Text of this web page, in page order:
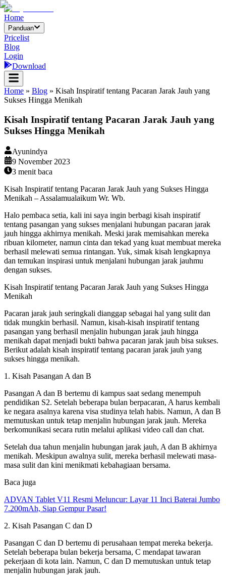
Home
Panduan
Pricelist
Blog
Login
Download
Home » Blog » Kisah Inspiratif tentang Pacaran Jarak Jauh yang
Sukses Hingga Menikah
Kisah Inspiratif tentang Pacaran Jarak Jauh yang
Sukses Hingga Menikah
Ayunindya
9 November 2023
3 menit baca
Kisah Inspiratif tentang Pacaran Jarak Jauh yang Sukses Hingga
Menikah – Assalamualaikum Wr. Wb.
Halo pembaca setia, kali ini saya ingin berbagi kisah inspiratif
tentang pasangan yang sukses menjalani hubungan pacaran jarak
jauh hingga akhirnya menikah. Meski jarak memisahkan mereka
ribuan kilometer, namun cinta dan tekad yang kuat membuat mereka
berhasil melewati semua rintangan. Yuk, simak kisah lengkapnya
dan temukan inspirasi untuk menjalani hubungan jarak jauhmu
dengan sukses.
Kisah Inspiratif tentang Pacaran Jarak Jauh yang Sukses Hingga
Menikah
Pacaran jarak jauh seringkali dianggap sebagai hal yang sulit dan
tidak mungkin berhasil. Namun, kisah-kisah inspiratif tentang
pasangan yang berhasil menjalin hubungan jarak jauh hingga
menikah dapat menjadi bukti bahwa pacaran jarak jauh bisa sukses.
Berikut adalah kisah inspiratif tentang pacaran jarak jauh yang
sukses hingga menikah.
1. Kisah Pasangan A dan B
Pasangan A dan B bertemu di kampus saat sedang menempuh
pendidikan S2. Setelah beberapa bulan berpacaran, A harus kembali
ke negara asalnya karena visa studinya telah habis. Namun, A dan B
memutuskan untuk tetap menjalin hubungan jarak jauh. Mereka
berkomunikasi secara rutin melalui aplikasi video call dan chat.
Setelah dua tahun menjalin hubungan jarak jauh, A dan B akhirnya
menikah. Meskipun awalnya sulit, mereka berhasil melewati masa-
masa sulit dan kini menikmati kebahagiaan bersama.
Baca juga
ADVAN Tablet V11 Resmi Meluncur: Layar 11 Inci Baterai Jumbo
7.200mAh, Siap Gempur Pasar!
2. Kisah Pasangan C dan D
Pasangan C dan D bertemu di perusahaan tempat mereka bekerja.
Setelah beberapa bulan bekerja bersama, C mendapat tawaran
pekerjaan di kota lain. Namun, C dan D memutuskan untuk tetap
menjalin hubungan jarak jauh.